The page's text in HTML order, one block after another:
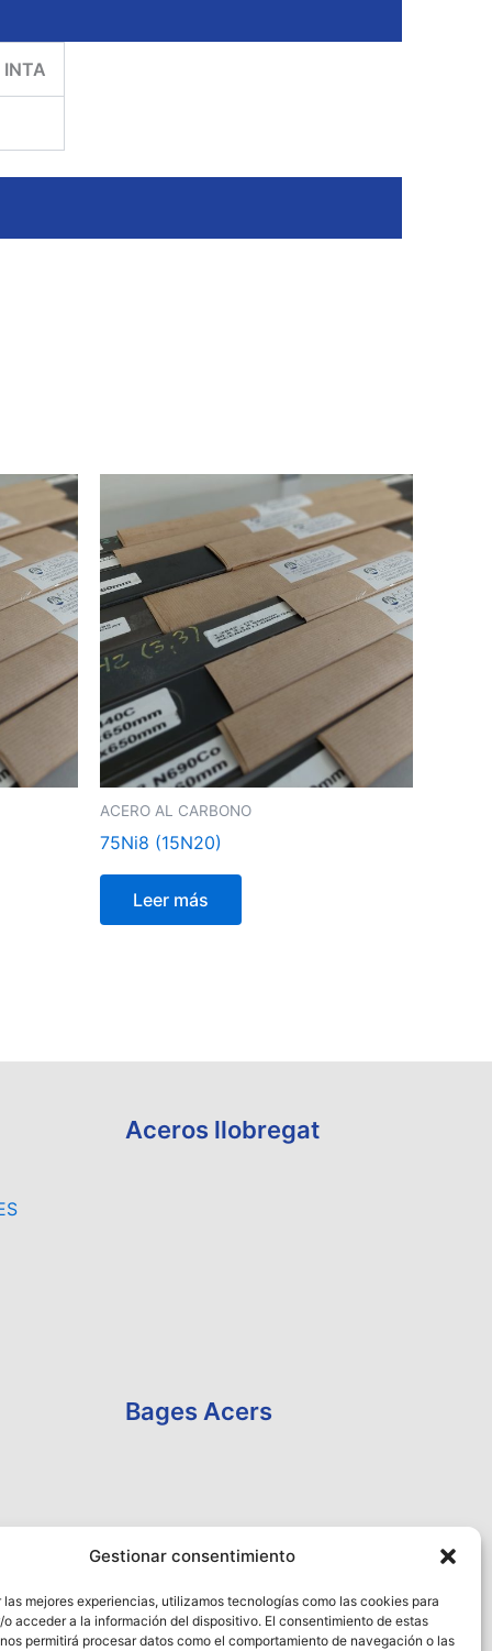
Gestionar consentimiento
las mejores experiencias, utilizamos tecnologías como las cookies para
o acceder a la información del dispositivo. El consentimiento de estas
permitirá procesar datos como el comportamiento de navegación o las
INTA
ACERO AL CARBONO
75Ni8 (15N20)
Leer más
Aceros llobregat
Bages Acers